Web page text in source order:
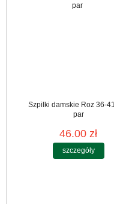
Szpilki damskie Roz 36-
par
46.00 zł
szczegóły